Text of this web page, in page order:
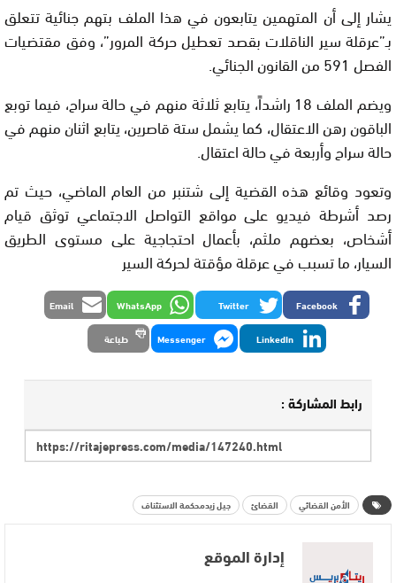
يشار إلى أن المتهمين يتابعون في هذا الملف بتهم جنائية تتعلق
بـ”عرقلة سير الناقلات بقصد تعطيل حركة المرور”، وفق مقتضيات
الفصل 591 من القانون الجنائي.
ويضم الملف 18 راشداً، يتابع ثلاثة منهم في حالة سراح، فيما توبع
الباقون رهن الاعتقال، كما يشمل ستة قاصرين، يتابع اثنان منهم في
حالة سراح وأربعة في حالة اعتقال.
وتعود وقائع هذه القضية إلى شتنبر من العام الماضي، حيث تم
رصد أشرطة فيديو على مواقع التواصل الاجتماعي توثق قيام
أشخاص، بعضهم ملثم، بأعمال احتجاجية على مستوى الطريق
السيار، ما تسبب في عرقلة مؤقتة لحركة السير
Facebook
Twitter
WhatsApp
Email
LinkedIn
Messenger طباعة
رابط المشاركة :
الأمن القضائي القضائ جيل زيدمحكمة الاستئناف
إدارة الموقع